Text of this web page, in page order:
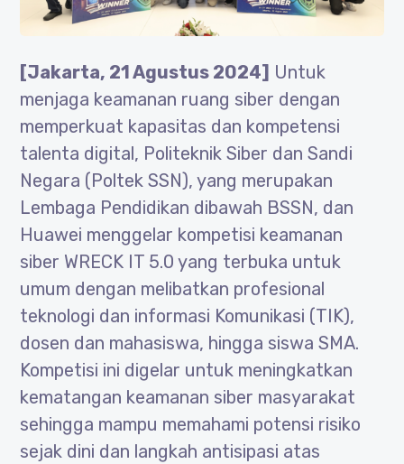
[Jakarta, 21 Agustus 2024] Untuk
menjaga keamanan ruang siber dengan
memperkuat kapasitas dan kompetensi
talenta digital, Politeknik Siber dan Sandi
Negara (Poltek SSN), yang merupakan
Lembaga Pendidikan dibawah BSSN, dan
Huawei menggelar kompetisi keamanan
siber WRECK IT 5.0 yang terbuka untuk
umum dengan melibatkan profesional
teknologi dan informasi Komunikasi (TIK),
dosen dan mahasiswa, hingga siswa SMA.
Kompetisi ini digelar untuk meningkatkan
kematangan keamanan siber masyarakat
sehingga mampu memahami potensi risiko
sejak dini dan langkah antisipasi atas